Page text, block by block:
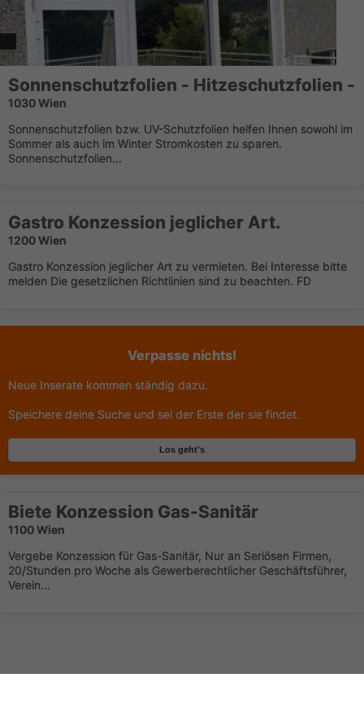
Sonnenschutzfolien - Hitzeschutzfolien -
1030 Wien
Sonnenschutzfolien bzw. UV-Schutzfolien helfen Ihnen sowohl im
Sommer als auch im Winter Stromkosten zu sparen.
Sonnenschutzfolien...
Gastro Konzession jeglicher Art.
1200 Wien
Gastro Konzession jeglicher Art zu vermieten. Bei Interesse bitte
melden Die gesetzlichen Richtlinien sind zu beachten. FD
Verpasse nichts!
Neue Inserate kommen ständig dazu.
Speichere deine Suche und sei der Erste der sie findet.
Los geht's
Biete Konzession Gas-Sanitär
1100 Wien
Vergebe Konzession für Gas-Sanitär, Nur an Seriösen Firmen,
20/Stunden pro Woche als Gewerberechtlicher Geschäftsführer,
Verein...